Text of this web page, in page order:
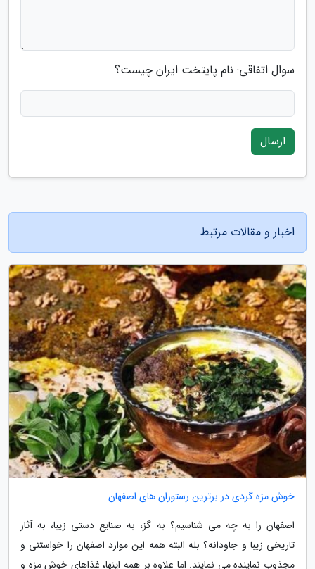
سوال اتفاقی: نام پایتخت ایران چیست؟
ارسال
اخبار و مقالات مرتبط
خوش مزه گردی در برترین رستوران های اصفهان
اصفهان را به چه می شناسیم؟ به گز، به صنایع دستی زیبا، به آثار
تاریخی زیبا و جاودانه؟ بله البته همه این موارد اصفهان را خواستنی و
مجذوب نماینده می نمایند. اما علاوه بر همه اینها، غذاهای خوش مزه و